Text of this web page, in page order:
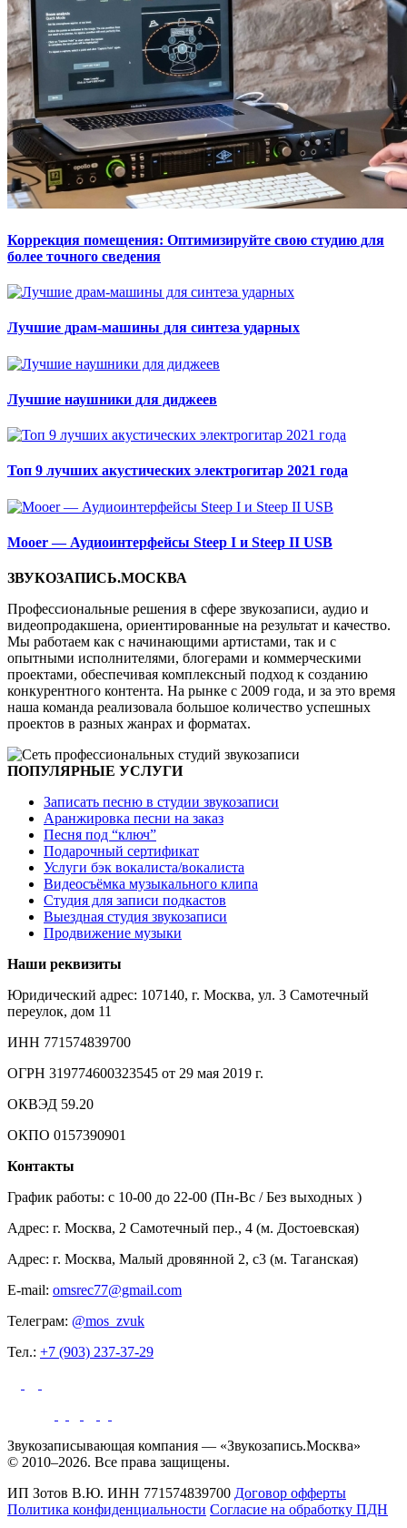
Коррекция помещения: Оптимизируйте свою студию для
более точного сведения
Лучшие драм-машины для синтеза ударных
Лучшие наушники для диджеев
Топ 9 лучших акустических электрогитар 2021 года
Mooer — Аудиоинтерфейсы Steep I и Steep II USB
ЗВУКОЗАПИСЬ.МОСКВА
Профессиональные решения в сфере звукозаписи, аудио и
видеопродакшена, ориентированные на результат и качество.
Мы работаем как с начинающими артистами, так и с
опытными исполнителями, блогерами и коммерческими
проектами, обеспечивая комплексный подход к созданию
конкурентного контента. На рынке с 2009 года, и за это время
наша команда реализовала большое количество успешных
проектов в разных жанрах и форматах.
ПОПУЛЯРНЫЕ УСЛУГИ
Записать песню в студии звукозаписи
Аранжировка песни на заказ
Песня под “ключ”
Подарочный сертификат
Услуги бэк вокалиста/вокалиста
Видеосъёмка музыкального клипа
Студия для записи подкастов
Выездная студия звукозаписи
Продвижение музыки
Наши реквизиты
Юридический адрес: 107140, г. Москва, ул. 3 Самотечный
переулок, дом 11
ИНН 771574839700
ОГРН 319774600323545 от 29 мая 2019 г.
ОКВЭД 59.20
ОКПО 0157390901
Контакты
График работы: c 10-00 до 22-00 (Пн-Вс / Без выходных )
Адрес: г. Москва, 2 Самотечный пер., 4 (м. Достоевская)
Адрес: г. Москва, Малый дровянной 2, с3 (м. Таганская)
E-mail: omsrec77@gmail.com
Телеграм: @mos_zvuk
Тел.: +7 (903) 237-37-29
Звукозаписывающая компания — «Звукозапись.Москва»
© 2010–2026. Все права защищены.
ИП Зотов В.Ю. ИНН 771574839700 Договор офферты
Политика конфиденциальности Согласие на обработку ПДН